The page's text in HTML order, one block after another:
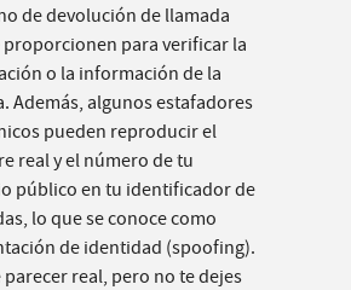
de devolución de llamada
proporcionen para verificar la
o la información de la
Además, algunos estafadores
pueden reproducir el
real y el número de tu
público en tu identificador de
lo que se conoce como
de identidad (spoofing).
parecer real, pero no te dejes